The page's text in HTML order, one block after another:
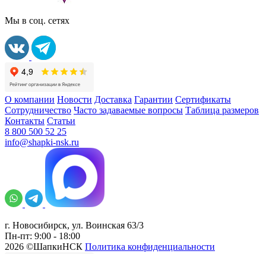
Мы в соц. сетях
О компании Новости Доставка Гарантии Сертификаты
Сотрудничество Часто задаваемые вопросы Таблица размеров
Контакты Статьи
8 800 500 52 25
info@shapki-nsk.ru
г. Новосибирск, ул. Воинская 63/3
Пн-пт: 9:00 - 18:00
2026 ©ШапкиНСК Политика конфиденциальности